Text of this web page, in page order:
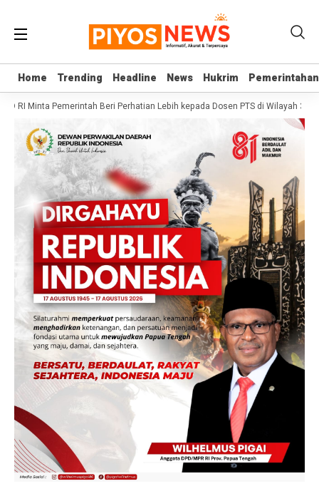
Home Trending Headline News Hukrim Pemerintahan
Home Trending Headline News Hukrim Pemerintahan
RI Minta Pemerintah Beri Perhatian Lebih kepada Dosen PTS di Wilayah 3T